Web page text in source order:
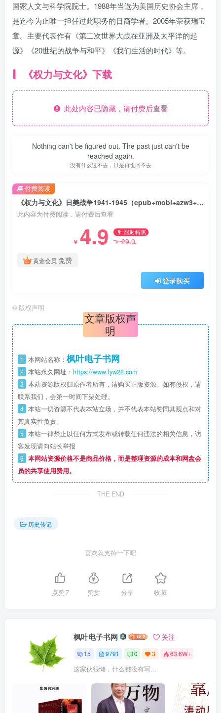
国家人文与科学院院士。1988年当选为美国历史协会主席，
是迄今为止唯一担任过此职务的日裔学者。2005年荣获瑞宝
章。主要代表作有《第二次世界大战在亚洲及太平洋的起
源》《20世纪的战争与和平》《我们生活的时代》等。
《权力与文化》下载
此处内容已隐藏，请付费后查看
Nothing can't be figured out. The past just can't be
reached again.
没有什么过不去，只是再也回不去
《权力与文化》日美战争1941-1945（epub+mobi+azw3+pdf）
此内容为付费阅读，请付费后查看
￥ 4.9 限时特惠
￥29.9
黄金会员 免费
登录购买
付费阅读
© 版权声明
文章版权声
明
1 本网站名称： 枫叶电子书网
2 本站永久网址： https://www.fyw28.com
3 本站资源版权归原作者所有，请购买正版资源。如有侵权，请
联系我们，会第一时间下架处理。
4 本站一切资源不代表本站立场，并不代表本站赞同其观点和对
其真实性负责。
5 本站一律禁止以任何方式发布或转载任何违法的相关信息，访
客发现请向站长举报
6 本网站资源价格不是商品价格，而是整理资源的成本和网盘会
员的共享使用费用。
THE END
历史传记
喜欢就支持一下吧
点赞7 赞赏 分享 收藏
枫叶电子书网 关注
15 9791 0 3 63.6W+
这家伙很懒，什么都没有写...